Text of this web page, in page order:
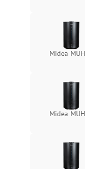
Midea
Midea